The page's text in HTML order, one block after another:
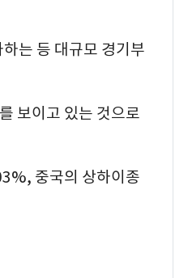
는 등 대규모 경기부
보이고 있는 것으로
중국의 상하이종